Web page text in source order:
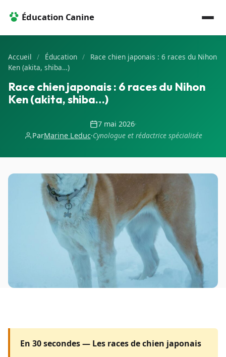
Éducation Canine
Accueil / Éducation /
Race chien japonais : 6 races du Nihon
Ken (akita, shiba…)
Race chien japonais : 6 races du Nihon
Ken (akita, shiba…)
7 mai 2026·
ParMarine Leduc·Cynologue et rédactrice spécialisée
En 30 secondes — Les races de chien japonais